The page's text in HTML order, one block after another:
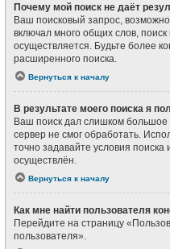
Почему мой поиск не даёт
Ваш поисковый запрос,
включал много общих слов,
осуществляется. Будьте более
расширенного поиска.
Вернуться к началу
В результате моего поиска я
Ваш поиск дал слишком большое
сервер не смог обработать.
точно задавайте условия
осуществлён.
Вернуться к началу
Как мне найти пользователя
Перейдите на страницу
пользователя».